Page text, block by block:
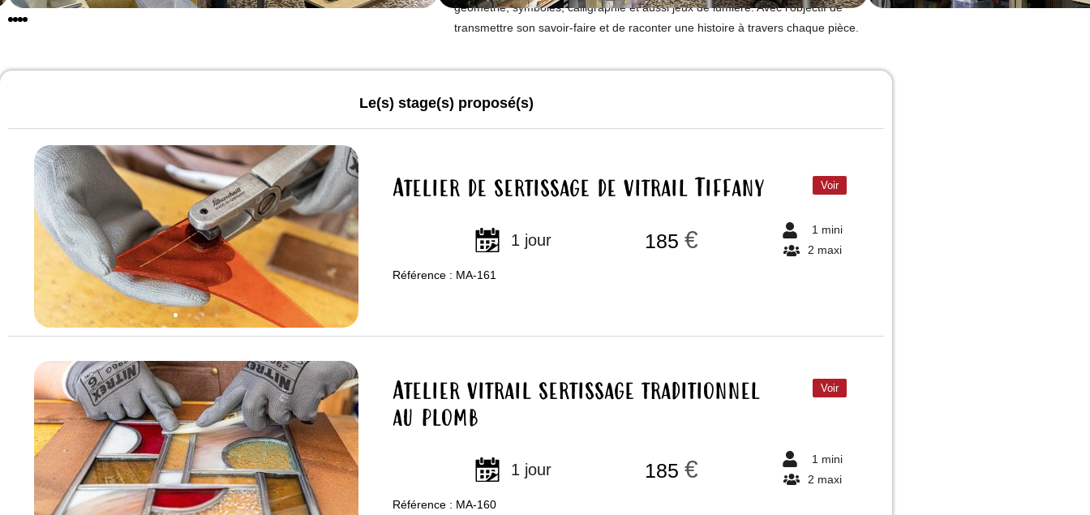
géométrie, symboles, calligraphie et aussi jeux de lumière. Avec l’objectif de
transmettre son savoir-faire et de raconter une histoire à travers chaque pièce.
Le(s) stage(s) proposé(s)
Atelier de sertissage de vitrail Tiffany Voir
1 jour 185€
1 mini
2 maxi
Référence : MA-161
Atelier vitrail sertissage traditionnel
au plomb
Voir
1 jour 185€
1 mini
2 maxi
Référence : MA-160